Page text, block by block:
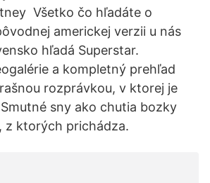
Všetko čo hľadáte o
americkej verzii u nás
hľadá Superstar.
a kompletný prehľad
rozprávkou, v ktorej je
sny ako chutia bozky
z ktorých prichádza.